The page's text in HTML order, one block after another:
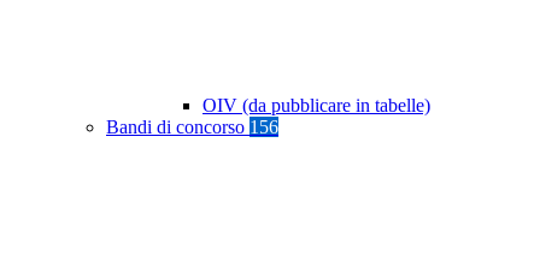
OIV (da pubblicare in tabelle)
Bandi di concorso 156